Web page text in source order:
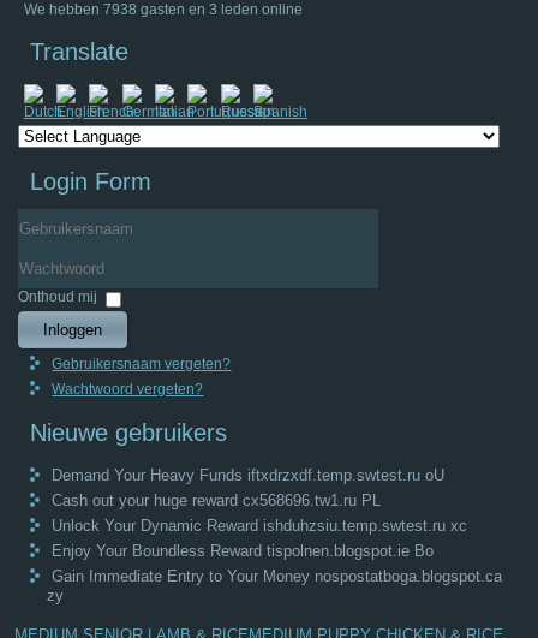
We hebben 7938 gasten en 3 leden online
Translate
Login Form
Wachtwoord
Onthoud mij
Inloggen
Gebruikersnaam vergeten?
Wachtwoord vergeten?
Nieuwe gebruikers
Demand Your Heavy Funds iftxdrzxdf.temp.swtest.ru oU
Cash out your huge reward cx568696.tw1.ru PL
Unlock Your Dynamic Reward ishduhzsiu.temp.swtest.ru xc
Enjoy Your Boundless Reward tispolnen.blogspot.ie Bo
Gain Immediate Entry to Your Money nospostatboga.blogspot.ca
zy